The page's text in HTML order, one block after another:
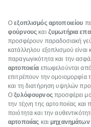
Οεξοπλισμός αρτοποιείου
φούρνους και ζυμωτήρια
προσφέρουν παραδοσιακή
κατάλληλου εξοπλισμού είναι
παραγωγικότητα και την
αρτοποιεία επωφελούνται
επιτρέπουν την
και τη διατήρηση υψηλών
Οξυλόφουρνοςπροσφέρει
την τέχνη της αρτοποιίας
ποιότητα και την
αρτοποιίας και μηχανημάτων